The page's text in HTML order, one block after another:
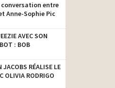
conversation entre
Anne-Sophie Pic
AVEC SON
: BOB
RÉALISE LE
OLIVIA RODRIGO